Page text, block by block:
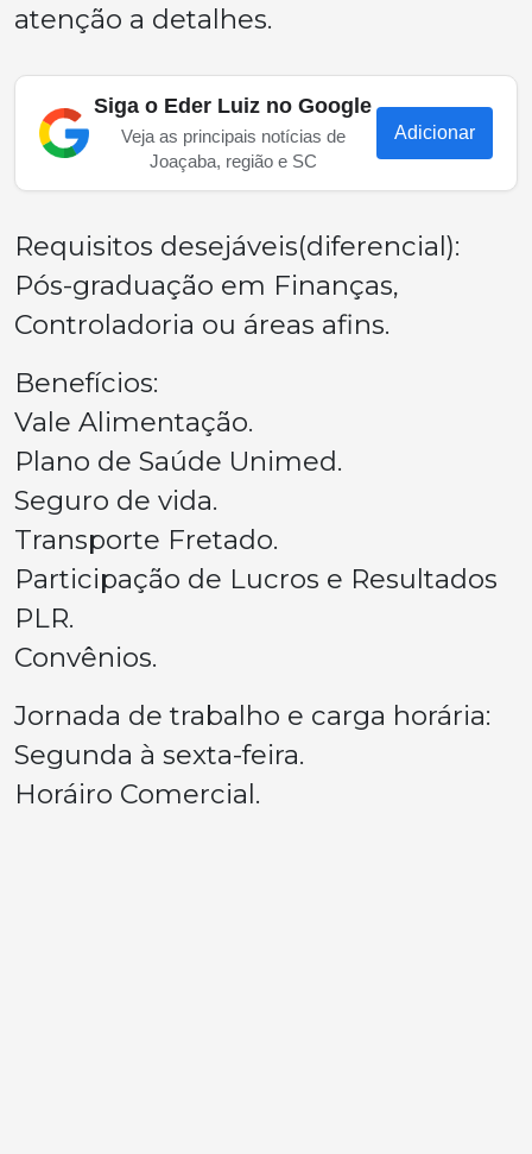
atenção a detalhes.
Siga o Eder Luiz no Google
Veja as principais notícias de
Joaçaba, região e SC
Adicionar
Requisitos desejáveis(diferencial):
Pós-graduação em Finanças,
Controladoria ou áreas afins.
Benefícios:
Vale Alimentação.
Plano de Saúde Unimed.
Seguro de vida.
Transporte Fretado.
Participação de Lucros e Resultados
PLR.
Convênios.
Jornada de trabalho e carga horária:
Segunda à sexta-feira.
Horáiro Comercial.